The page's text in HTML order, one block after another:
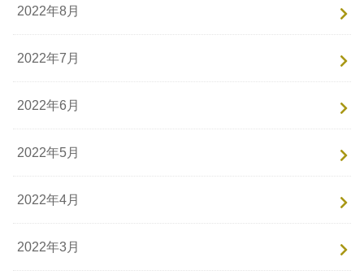
2022年8月
2022年7月
2022年6月
2022年5月
2022年4月
2022年3月